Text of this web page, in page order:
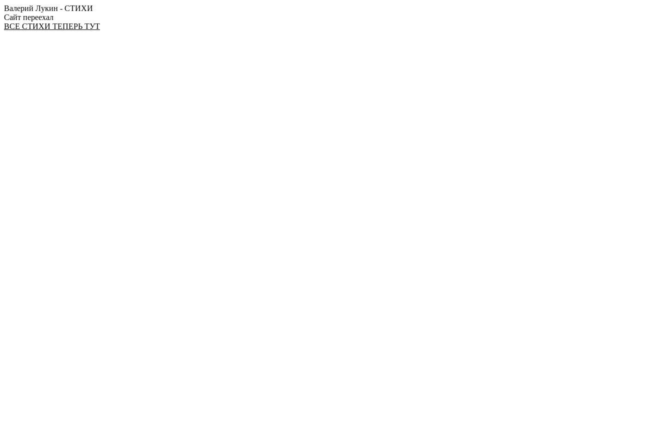
Валерий Лукин - СТИХИ
Сайт переехал
ВСЕ СТИХИ ТЕПЕРЬ ТУТ